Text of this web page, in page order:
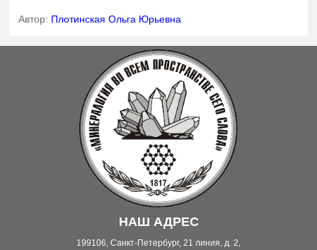
Автор: Плотинская Ольга Юрьевна
НАШ АДРЕС
199106, Санкт-Петербург, 21 линия, д. 2,